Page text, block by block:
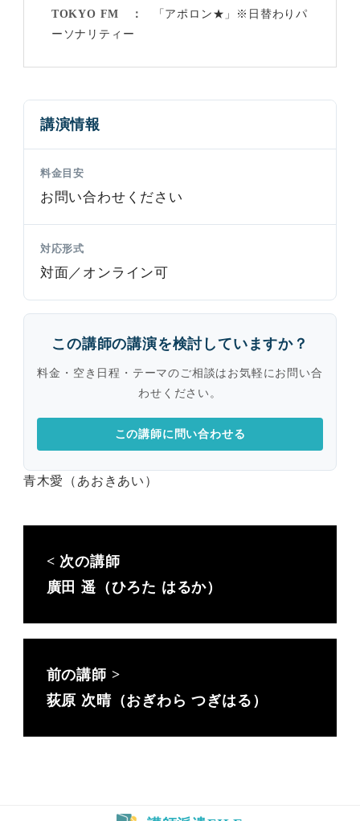
TOKYO FM
「アポロン★」※日替わりパ
ーソナリティー
講演情報
料金目安
お問い合わせください
対応形式
対面／オンライン可
この講師の講演を検討していますか？
料金・空き日程・テーマのご相談はお気軽にお問い合
わせください。
この講師に問い合わせる
青木愛（あおきあい）
廣田 遥（ひろた はるか）
荻原 次晴（おぎわら つぎはる）